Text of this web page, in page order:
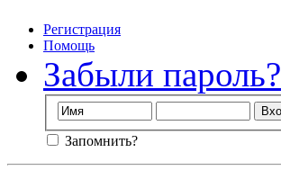
Регистрация
Помощь
Забыли пароль?
Запомнить?